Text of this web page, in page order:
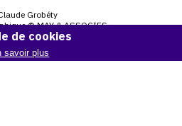
Grobéty
© MAY & ASSOCIES
d'information
de cookies
savoir plus